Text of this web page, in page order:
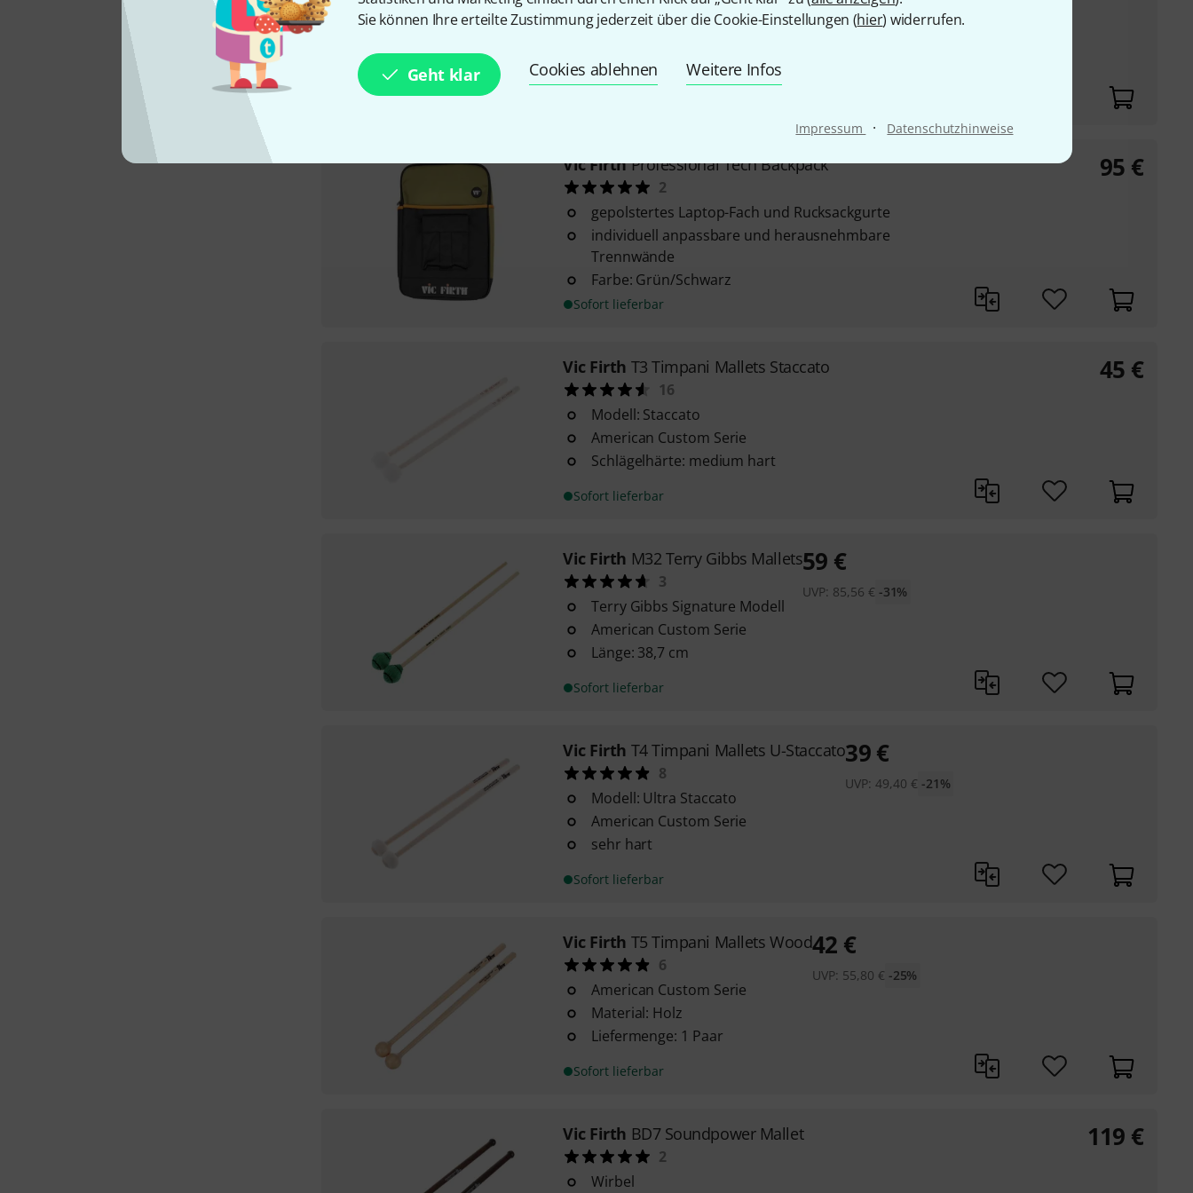
Sie können Ihre erteilte Zustimmung jederzeit über die Cookie-Einstellungen (hier) widerrufen.
Geht klar Cookies ablehnen Weitere Infos
Impressum · Datenschutzhinweise
Robert van Sice Signature
Länge: 432 mm
UVP:81,50
Vic FirthProfessional Tech Backpack
2
gepolstertes Laptop-Fach und Rucksackgurte
individuell anpassbare und herausnehmbare
Trennwände
Farbe: Grün/Schwarz
Sofort lieferbar
95 €
Vic Firth T3 Timpani Mallets Staccato
16
Modell: Staccato
American Custom Serie
Schlägelhärte: medium hart
Sofort lieferbar
45 €
Vic Firth M32 Terry Gibbs Mallets
3
Terry Gibbs Signature Modell
American Custom Serie
Länge: 38,7 cm
Sofort lieferbar
59 €
UVP: 85,56 € -31%
Vic Firth T4 Timpani Mallets U-Staccato
8
Modell: Ultra Staccato
American Custom Serie
sehr hart
Sofort lieferbar
39€
UVP:49,40 € -21%
Vic Firth T5 Timpani Mallets Wood
6
American Custom Serie
Material: Holz
Liefermenge: 1 Paar
Sofort lieferbar
42 €
UVP: 55,80 € -25%
Vic Firth BD7 Soundpower Mallet
2
Wirbel
119 €